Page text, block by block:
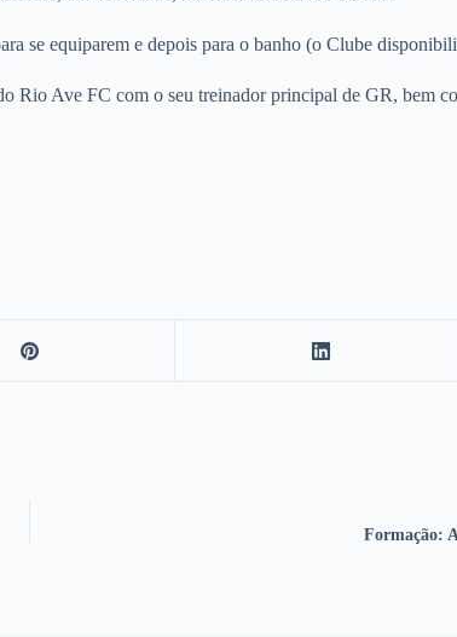
se equiparem e depois para o banho (o Clube
Rio Ave FC com o seu treinador principal de GR, bem
Formação: